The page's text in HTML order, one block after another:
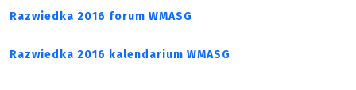
Razwiedka 2016 forum WMASG
Razwiedka 2016 kalendarium WMASG